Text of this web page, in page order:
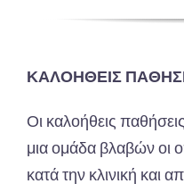
ΚΑΛΟΗΘΕΙΣ
Οι καλοήθεις
μια ομάδα βλαβών οι
κατά την κλινική και